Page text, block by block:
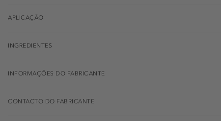
APLICAÇÃO
INGREDIENTES
INFORMAÇÕES DO FABRICANTE
CONTACTO DO FABRICANTE